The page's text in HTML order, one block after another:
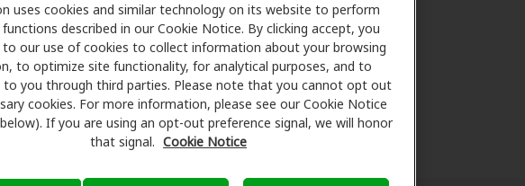
uses cookies and similar technology on its website to perform
described in our Cookie Notice. By clicking accept, you
our use of cookies to collect information about your browsing
to optimize site functionality, for analytical purposes, and to
to you through third parties. Please note that you cannot opt out
cookies. For more information, please see our Cookie Notice
If you are using an opt-out preference signal, we will honor
that signal. Cookie Notice
Solicitar una consulta